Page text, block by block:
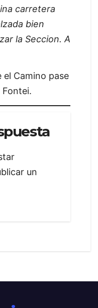
carretera
bien
la Seccion. A
el Camino pase
Fontei.
un